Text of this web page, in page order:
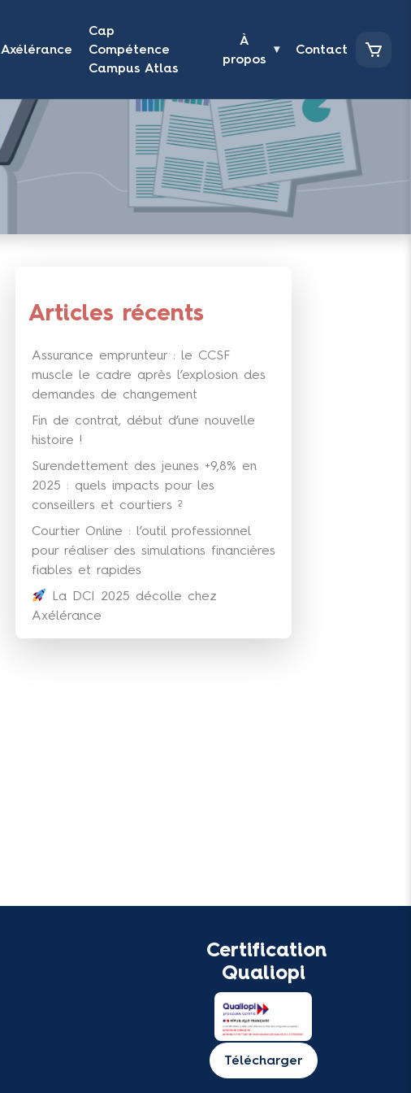
Axélérance
Cap
Compétence
Campus Atlas
À
propos
▾ Contact
Articles récents
Assurance emprunteur : le CCSF
muscle le cadre après l’explosion des
demandes de changement
Fin de contrat, début d’une nouvelle
histoire !
Surendettement des jeunes +9,8% en
2025 : quels impacts pour les
conseillers et courtiers ?
Courtier Online : l’outil professionnel
pour réaliser des simulations financières
fiables et rapides
La DCI 2025 décolle chez
Axélérance
Certification
Qualiopi
Télécharger